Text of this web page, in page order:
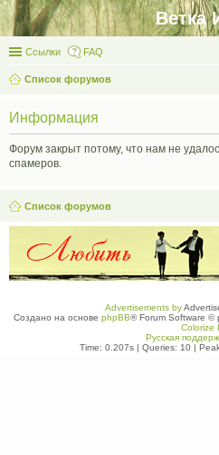
Ветка
Ссылки FAQ
Список форумов
Информация
Форум закрыт потому, что нам не
спамеров.
Список форумов
Advertisements by
Создано на основе phpBB® Forum Software ©
Colorize
Русская
Time: 0.207s| Queries: 10|